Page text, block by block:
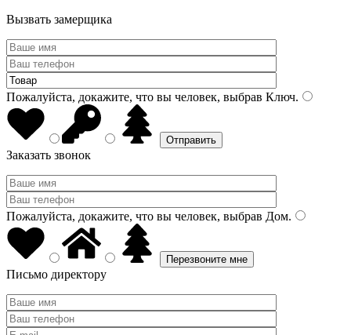
Вызвать замерщика
Пожалуйста, докажите, что вы человек, выбрав Ключ.
Заказать звонок
Пожалуйста, докажите, что вы человек, выбрав Дом.
Письмо директору